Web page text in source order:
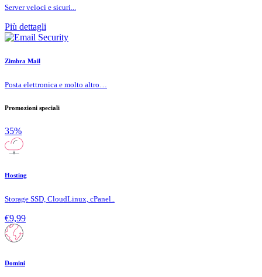
Server veloci e sicuri...
Più dettagli
Zimbra Mail
Posta elettronica e molto altro…
Promozioni speciali
35%
Hosting
Storage SSD, CloudLinux, cPanel..
€9,99
Domini